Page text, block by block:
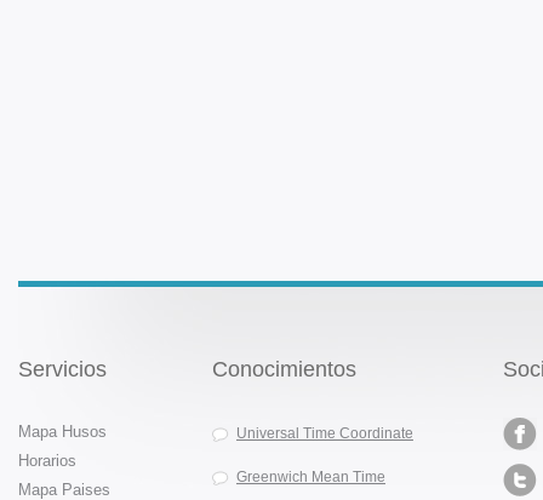
Servicios
Mapa Husos
Horarios
Mapa Paises
Conocimientos
Universal Time Coordinate
Greenwich Mean Time